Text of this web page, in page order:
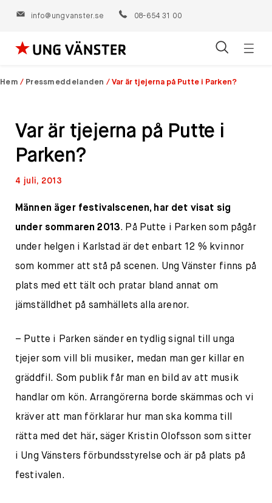
info@ungvanster.se 08-654 31 00
Hoppa
till
Hem / Pressmeddelanden / Var är tjejerna på Putte i Parken?
Var är tjejerna på Putte i
Parken?
4 juli, 2013
Männen äger festivalscenen, har det visat sig
under sommaren 2013. På Putte i Parken som pågår
under helgen i Karlstad är det enbart 12 % kvinnor
som kommer att stå på scenen. Ung Vänster finns på
plats med ett tält och pratar bland annat om
jämställdhet på samhällets alla arenor.
– Putte i Parken sänder en tydlig signal till unga
tjejer som vill bli musiker, medan man ger killar en
gräddfil. Som publik får man en bild av att musik
handlar om kön. Arrangörerna borde skämmas och vi
kräver att man förklarar hur man ska komma till
rätta med det här, säger Kristin Olofsson som sitter
i Ung Vänsters förbundsstyrelse och är på plats på
festivalen.